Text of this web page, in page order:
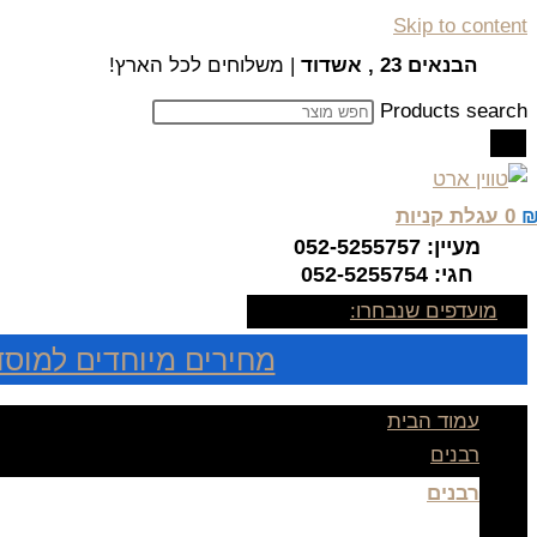
Skip to content
הבנאים 23 , אשדוד
| משלוחים לכל הארץ!
Products search
0 עגלת קניות
מעיין: 052-5255757
חגי: 052-5255754
מועדפים שנבחרו:
מחירים מיוחדים
עמוד הבית
רבנים
רבנים